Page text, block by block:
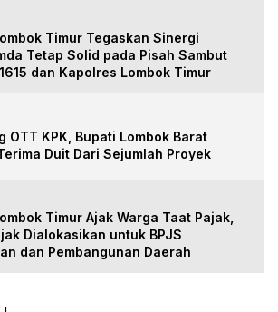
Timur Tegaskan Sinergi
Tetap Solid pada Pisah Sambut
dan Kapolres Lombok Timur
OTT KPK, Bupati Lombok Barat
Duit Dari Sejumlah Proyek
Timur Ajak Warga Taat Pajak,
Dialokasikan untuk BPJS
dan Pembangunan Daerah